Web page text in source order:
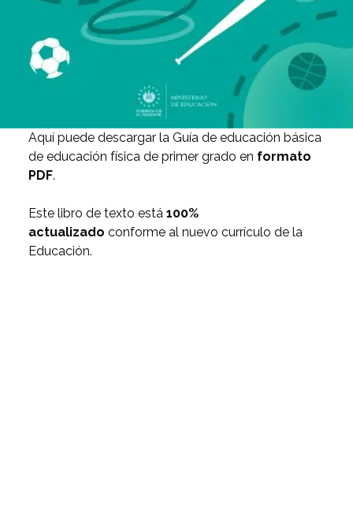
Aquí puede descargar la Guía de educación básica
de educación física de primer grado en formato
PDF.
Este libro de texto está 100%
actualizado conforme al nuevo currículo de la
Educación.